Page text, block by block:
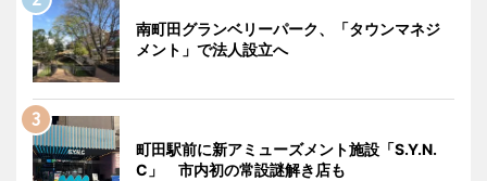
南町田グランベリーパーク、「タウンマネジ
メント」で法人設立へ
町田駅前に新アミューズメント施設「S.Y.N.
C」 市内初の常設謎解き店も